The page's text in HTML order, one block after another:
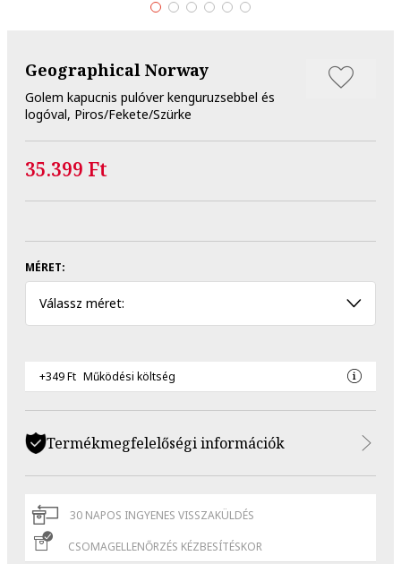
Geographical Norway
Golem kapucnis pulóver kenguruzsebbel és
logóval, Piros/Fekete/Szürke
35.399 Ft
MÉRET:
Válassz méret:
+349 Ft Működési költség
Termékmegfelelőségi információk
30 NAPOS INGYENES VISSZAKÜLDÉS
CSOMAGELLENŐRZÉS KÉZBESÍTÉSKOR